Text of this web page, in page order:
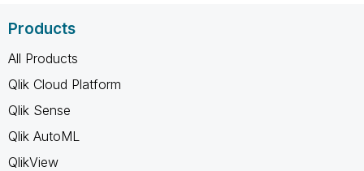
Products
All Products
Qlik Cloud Platform
Qlik Sense
Qlik AutoML
QlikView